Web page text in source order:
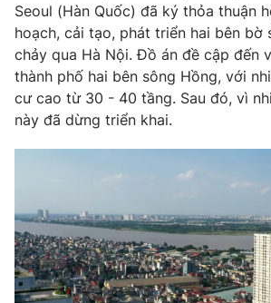
® Cấm sao chép dưới mọi hình thức nếu
thuận bằng văn bản. Ghi rõ nguồn VTV.vn
thông tin từ website này.
Seoul (Hàn Quốc) đã ký thỏa thuận
hoạch, cải tạo, phát triển hai bên bờ
chảy qua Hà Nội. Đồ án đề cập đến
thành phố hai bên sông Hồng, với
cư cao từ 30 - 40 tầng. Sau đó, vì
này đã dừng triển khai.